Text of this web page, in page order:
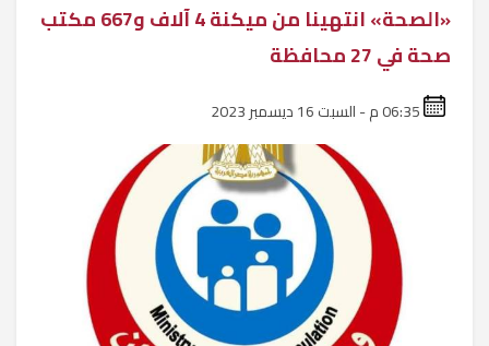
«الصحة» انتهينا من ميكنة 4 آلاف و667 مكتب
صحة في 27 محافظة